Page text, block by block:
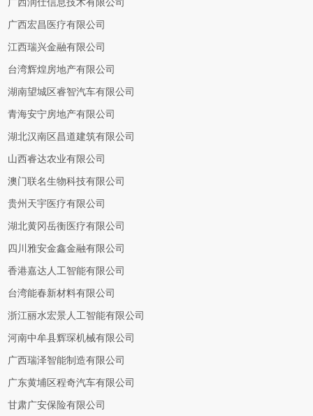
广西润仕信息技术有限公司
广西宏昌医疗有限公司
江西瑞兴金融有限公司
台湾辉煌房地产有限公司
湖南望城区睿智汽车有限公司
青海安宁房地产有限公司
湖北汉南区昌道建筑有限公司
山西睿达农业有限公司
澳门联名生物科技有限公司
贵州天宇医疗有限公司
湖北黄冈岳衡医疗有限公司
四川雅安金鑫金融有限公司
香港嘉达人工智能有限公司
台湾能春新材料有限公司
浙江丽水宏景人工智能有限公司
河南中牟县辉琛机械有限公司
广西瑞泽智能制造有限公司
广东黄埔区程奇汽车有限公司
甘肃广安保险有限公司